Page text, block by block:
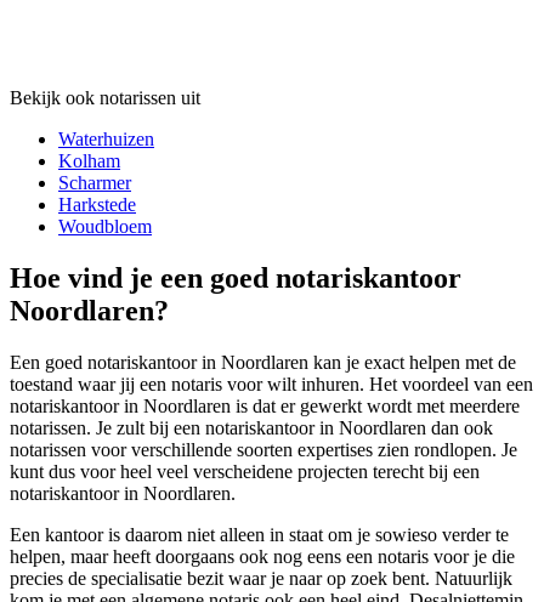
Bekijk ook notarissen uit
Waterhuizen
Kolham
Scharmer
Harkstede
Woudbloem
Hoe vind je een goed notariskantoor
Noordlaren?
Een goed notariskantoor in Noordlaren kan je exact helpen met de
toestand waar jij een notaris voor wilt inhuren. Het voordeel van een
notariskantoor in Noordlaren is dat er gewerkt wordt met meerdere
notarissen. Je zult bij een notariskantoor in Noordlaren dan ook
notarissen voor verschillende soorten expertises zien rondlopen. Je
kunt dus voor heel veel verscheidene projecten terecht bij een
notariskantoor in Noordlaren.
Een kantoor is daarom niet alleen in staat om je sowieso verder te
helpen, maar heeft doorgaans ook nog eens een notaris voor je die
precies de specialisatie bezit waar je naar op zoek bent. Natuurlijk